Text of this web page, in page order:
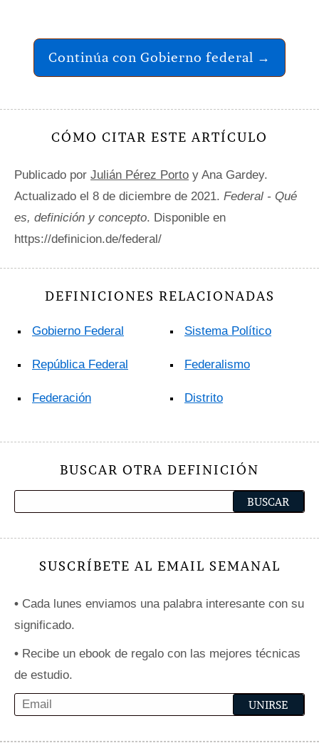
Continúa con Gobierno federal →
CÓMO CITAR ESTE ARTÍCULO
Publicado por Julián Pérez Porto y Ana Gardey.
Actualizado el 8 de diciembre de 2021. Federal - Qué
es, definición y concepto. Disponible en
https://definicion.de/federal/
DEFINICIONES RELACIONADAS
Gobierno Federal
República Federal
Federación
Sistema Político
Federalismo
Distrito
BUSCAR OTRA DEFINICIÓN
SUSCRÍBETE AL EMAIL SEMANAL
• Cada lunes enviamos una palabra interesante con su
significado.
• Recibe un ebook de regalo con las mejores técnicas
de estudio.